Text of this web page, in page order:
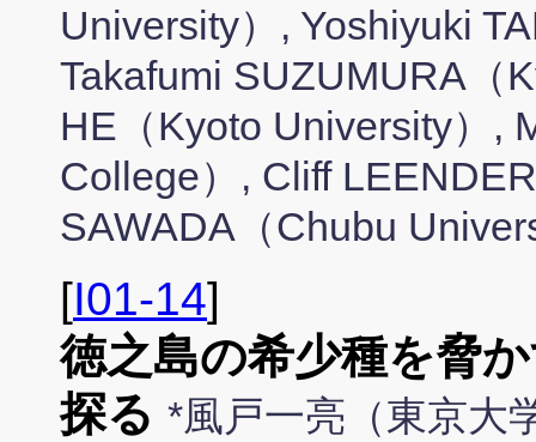
University）, Yoshiyuki
Takafumi SUZUMURA（
HE（Kyoto University）,
College）, Cliff
SAWADA（Chubu
[I01-14]
徳之島の希少種を脅
探る *風戸一亮（東京大